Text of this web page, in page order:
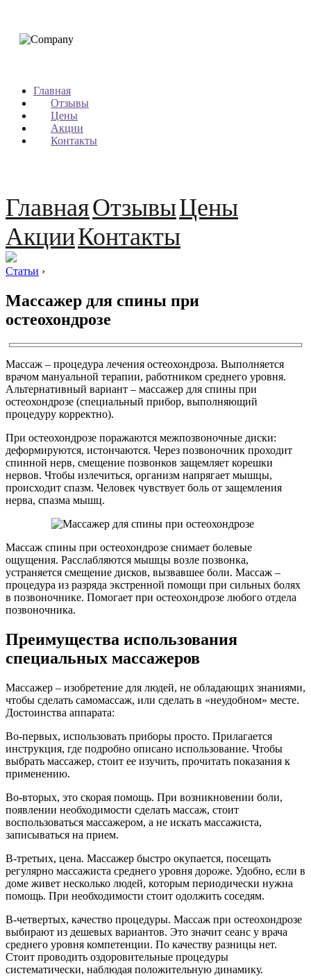
Главная
Отзывы
Цены
Акции
Контакты
ГлавнаяОтзывыЦены
АкцииКонтакты
Статьи ›
Массажер для спины при
остеохондрозе
Массаж – процедура лечения остеохондроза. Выполняется
врачом мануальной терапии, работником среднего уровня.
Альтернативный вариант – массажер для спины при
остеохондрозе (специальный прибор, выполняющий
процедуру корректно).
При остеохондрозе поражаются межпозвоночные диски:
деформируются, истончаются. Через позвоночник проходит
спинной нерв, смещение позвонков защемляет корешки
нервов. Чтобы излечиться, организм напрягает мышцы,
происходит спазм. Человек чувствует боль от защемления
нерва, спазма мышц.
Массаж спины при остеохондрозе снимает болевые
ощущения. Расслабляются мышцы возле позвонка,
устраняется смещение дисков, вызвавшее боли. Массаж –
процедура из разряда экстренной помощи при сильных болях
в позвоночнике. Помогает при остеохондрозе любого отдела
позвоночника.
Преимущества использования
специальных массажеров
Массажер – изобретение для людей, не обладающих знаниями,
чтобы сделать самомассаж, или сделать в «неудобном» месте.
Достоинства аппарата:
Во-первых, использовать приборы просто. Прилагается
инструкция, где подробно описано использование. Чтобы
выбрать массажер, стоит ее изучить, прочитать показания к
применению.
Во-вторых, это скорая помощь. При возникновении боли,
появлении необходимости сделать массаж, стоит
воспользоваться массажером, а не искать массажиста,
записываться на прием.
В-третьих, цена. Массажер быстро окупается, посещать
регулярно массажиста среднего уровня дороже. Удобно, если в
доме живет несколько людей, которым периодически нужна
помощь. При необходимости стоит одолжить соседям.
В-четвертых, качество процедуры. Массаж при остеохондрозе
выбирают из дешевых вариантов. Это значит сеанс у врача
среднего уровня компетенции. По качеству разницы нет.
Стоит проводить оздоровительные процедуры
систематически, наблюдая положительную динамику.